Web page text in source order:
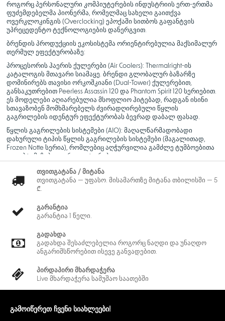
როგორც პერსონალური კომპიუტერების ინდუსტრიის ერთ-ერთმა
ფუძემდებელმა პიონერმა, რომელმაც სახელი გაითქვა
ოვერკლოკინგის (Overclocking) ეპოქაში სითბოს გაფანტვის
უპრეცედენტო ტექნოლოგიების დანერგვით.
ბრენდის პროდუქციის ეკოსისტემა ორიენტირებულია მაქსიმალურ
თერმულ ეფექტურობაზე:
პროცესორის ჰაერის ქულერები (Air Coolers): Thermalright-ის
კატალოგის მთავარი სიამაყე. ბრენდი გლობალურ ბაზარზე
დომინირებს თავისი ორკოშკიანი (Dual-Tower) ქულერებით,
განსაკუთრებით Peerless Assassin 120 და Phantom Spirit 120 სერიებით.
ეს მოდელები აღიარებულია მსოფლიო ჰიტებად, რადგან ისინი
სთავაზობენ მომხმარებელს ძვირადღირებული წყლის
გაგრილების იდენტურ ეფექტურობას ბევრად დაბალ ფასად.
წყლის გაგრილების სისტემები (AIO): მაღალწარმადობადი
დახურული ტიპის წყლის გაგრილების სისტემები (მაგალითად,
Frozen Notte სერია), რომლებიც აღჭურვილია გამძლე ტუმბოებითა
და ოპტიმიზებული რადიატორებით.
თერმოინტერფეისები და აქსესუარები: პრემიუმ კლასის
თერმოპასტები (TF სერია), თერმობალიშები (Thermal Pads), მაღალი
სტატიკური წნევის მქონე ქულერები კორპუსისთვის და
დეფორმაციის თავიდან ასაცილებლად.
Thermalright-ის აპარატურა წარმოადგენს საუკეთესო არჩევანს
ენთუზიასტებისთვის მთელ მსოფლიოში. ბრენდი საყოველთაოდ
არის აღიარებული კომპიუტერული გაგრილების ბაზარზე
ნამდვილი რევოლუციის მოხდენით, რაც გამოიხატება უმაღლესი
წარმოუდგენლად ხელმისაწვდომ ფასად.
თვითგატანა / მიტანა
თვითგატანა — უფასო. მისამართზე მიტანა თბილისში — 5
₾.
გარანტია
გარანტია 1 წელი.
გადახდა
გადახდა შესაძლებელია როგორც ნაღდი და უნაღდო
ანგარიშსწორებით ისევე განვადებით.
პირდაპირი მხარდაჭერა
Live მხარდაჭერა სამუშაო საათებში
გამოიწერეთ ჩვენი სიახლეები!